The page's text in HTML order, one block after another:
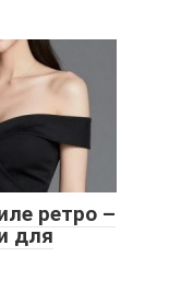
ретро –
для